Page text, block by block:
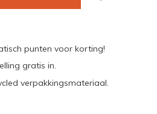
punten voor korting!
gratis in.
verpakkingsmateriaal.